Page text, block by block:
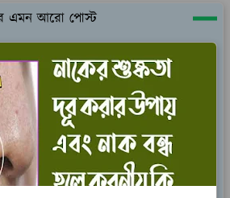
এমন আরো পোস্ট